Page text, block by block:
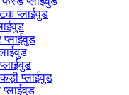
प्लाईवुड
प्लाईवुड
प्लाईवुड
प्लाईवुड